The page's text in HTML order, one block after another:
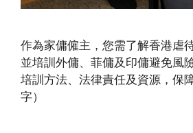
作為家傭僱主，您需了解香港虐
並培訓外傭、菲傭及印傭避免風
培訓方法、法律責任及資源，保
字）